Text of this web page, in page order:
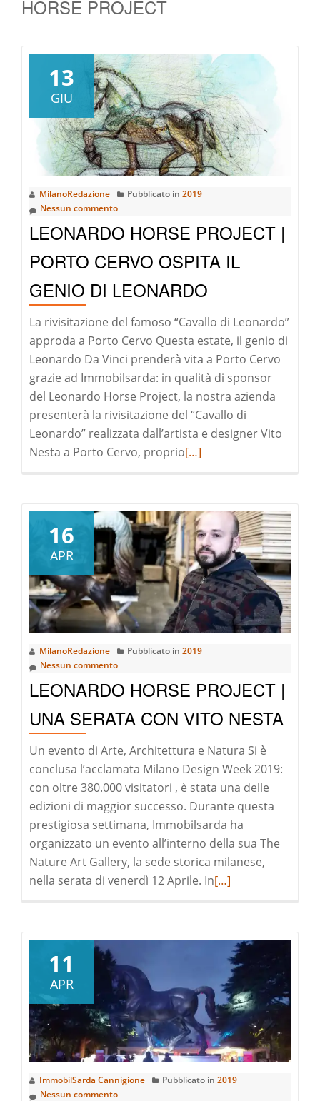
HORSE PROJECT
13
GIU
MilanoRedazione Pubblicato in 2019
Nessun commento
LEONARDO HORSE PROJECT |
PORTO CERVO OSPITA IL
GENIO DI LEONARDO
La rivisitazione del famoso “Cavallo di Leonardo”
approda a Porto Cervo Questa estate, il genio di
Leonardo Da Vinci prenderà vita a Porto Cervo
grazie ad Immobilsarda: in qualità di sponsor
del Leonardo Horse Project, la nostra azienda
presenterà la rivisitazione del “Cavallo di
Leonardo” realizzata dall’artista e designer Vito
Nesta a Porto Cervo, proprioLeggi
riguardoLeonardo
Horse
Project
|
Porto
Cervo
ospita
il
di
Leonardo
[…]
16
APR
MilanoRedazione Pubblicato in 2019
Nessun commento
LEONARDO HORSE PROJECT |
UNA SERATA CON VITO NESTA
Un evento di Arte, Architettura e Natura Si è
conclusa l’acclamata Milano Design Week 2019:
con oltre 380.000 visitatori , è stata una delle
edizioni di maggior successo. Durante questa
prestigiosa settimana, Immobilsarda ha
organizzato un evento all’interno della sua The
Nature Art Gallery, la sede storica milanese,
nella serata di venerdì 12 Aprile. InLeggi
riguardoLeonardo
Horse
Project
|
Una
Serata
Con
Vito
[…]
11
APR
ImmobilSarda Cannigione Pubblicato in 2019
Nessun commento